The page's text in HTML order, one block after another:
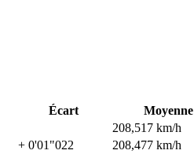
Écart
Moyenne
208,517 km/h
+ 0'01"022
208,477 km/h